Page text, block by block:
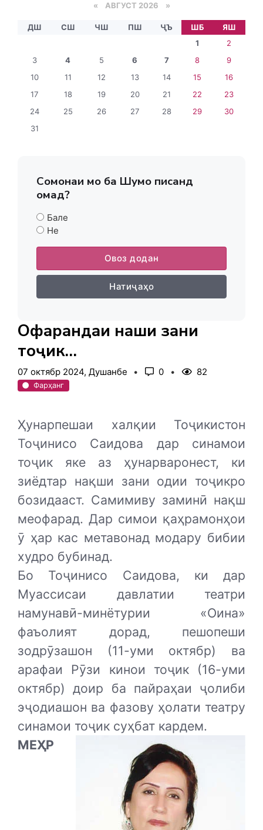
« АВГУСТ 2026 »
ДШ СШ ЧШ ПШ ҶЪ ШБ
ЯШ
1
2
3
4 5 6 7 8
9
10
11 12 13 14 15
16
17
18 19 20 21 22
23
24
25 26 27 28 29
30
31
Сомонаи мо ба Шумо писанд
омад?
Бале
Не
Овоз додан
Натиҷаҳо
Офарандаи нақши зани
тоҷик…
07 октябр 2024, Душанбе 0 82
Фарҳанг
Ҳунарпешаи халқии Тоҷикистон
Тоҷинисо Саидова дар синамои
тоҷик яке аз ҳунарваронест, ки
зиёдтар нақши зани одии тоҷикро
бозидааст. Самимиву заминӣ нақш
меофарад. Дар симои қаҳрамонҳои
ӯ ҳар кас метавонад модару бибии
худро бубинад.
Бо Тоҷинисо Саидова, ки дар
Муассисаи давлатии театри
намунавӣ-минётурии «Оина»
фаъолият дорад, пешопеши
зодрӯзашон (11-уми октябр) ва
арафаи Рӯзи кинои тоҷик (16-уми
октябр) доир ба пайраҳаи ҷолиби
эҷодиашон ва фазову ҳолати театру
синамои тоҷик суҳбат кардем.
МЕҲР